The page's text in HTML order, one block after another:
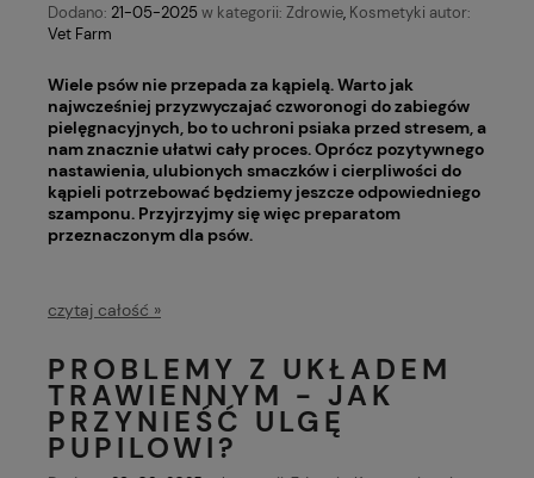
Dodano: 21-05-2025w kategorii: Zdrowie, Kosmetyki autor:
Vet Farm
Wiele psów nie przepada za kąpielą. Warto jak
najwcześniej przyzwyczajać czworonogi do zabiegów
pielęgnacyjnych, bo to uchroni psiaka przed stresem, a
nam znacznie ułatwi cały proces. Oprócz pozytywnego
nastawienia, ulubionych smaczków i cierpliwości do
kąpieli potrzebować będziemy jeszcze odpowiedniego
szamponu. Przyjrzyjmy się więc preparatom
przeznaczonym dla psów.
czytaj całość »
PROBLEMY Z UKŁADEM
TRAWIENNYM - JAK
PRZYNIEŚĆ ULGĘ
PUPILOWI?